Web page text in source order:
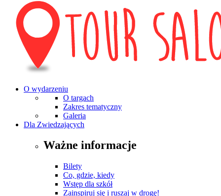
O wydarzeniu
O targach
Zakres tematyczny
Galeria
Dla Zwiedzających
Ważne informacje
Bilety
Co, gdzie, kiedy
Wstęp dla szkół
Zainspiruj się i ruszaj w drogę!